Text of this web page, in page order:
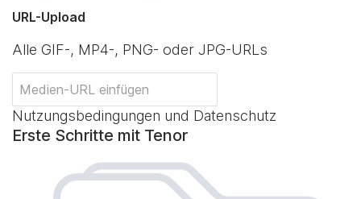
URL-Upload
Alle GIF-, MP4-, PNG- oder JPG-URLs
Nutzungsbedingungen und Datenschutz
Erste Schritte mit Tenor